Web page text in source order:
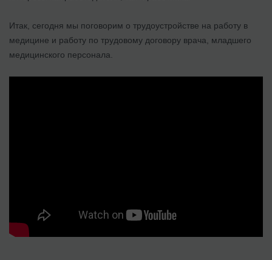
Итак, сегодня мы поговорим о трудоустройстве на работу в
медицине и работу по трудовому договору врача, младшего
медицинского персонала.